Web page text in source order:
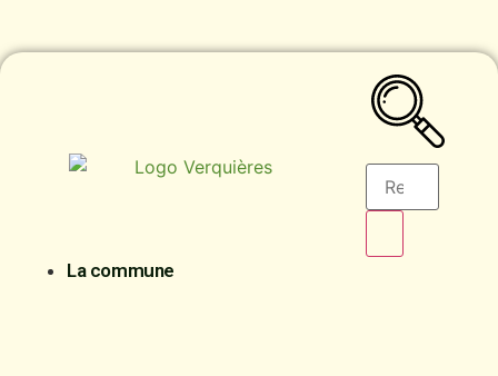
La commune